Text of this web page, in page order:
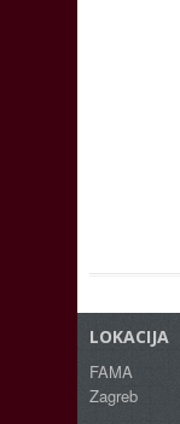
LOKACIJA
FAMA
Zagreb